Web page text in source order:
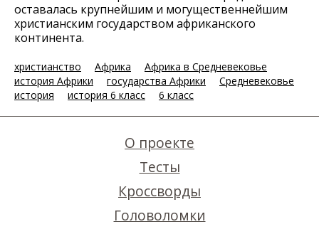
оставалась крупнейшим и могущественнейшим
христианским государством африканского
континента.
христианство Африка
Африка в Средневековье
история Африки
государства Африки
Средневековье
история
история 6 класс 6 класс
О проекте
Тесты
Кроссворды
Головоломки